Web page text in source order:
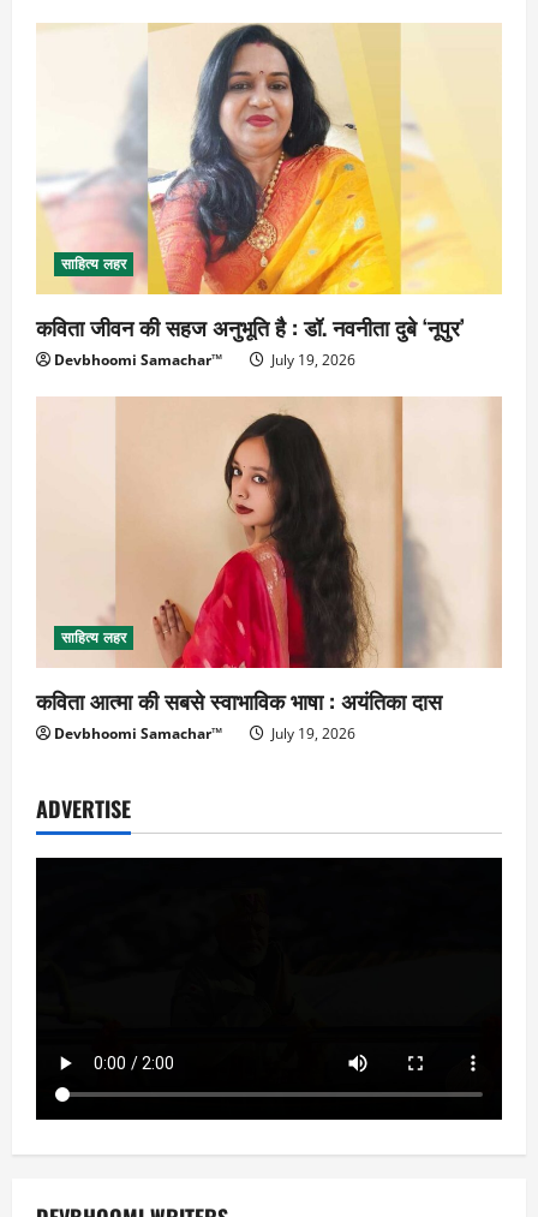
साहित्य लहर
कविता जीवन की सहज अनुभूति है : डॉ. नवनीता दुबे ‘नूपुर’
Devbhoomi Samachar™ July 19, 2026
साहित्य लहर
कविता आत्मा की सबसे स्वाभाविक भाषा : अयंतिका दास
Devbhoomi Samachar™ July 19, 2026
ADVERTISE